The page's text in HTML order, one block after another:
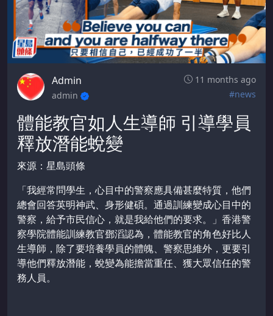
Admin
11 months ago
admin
#news
體能教官如人生導師 引導學員
釋放潛能蛻變
來源：星島頭條
「我經常問學生，心目中的警察應具備甚麼特質，他們
總會回答英明神武、身形健碩。通過訓練變成心目中的
警察，給予市民信心，就是我給他們的要求。」香港警
察學院體能訓練教官鄧滔認為，體能教官的角色好比人
生導師，除了要培養學員的體魄、警察思維外，更要引
導他們釋放潛能，蛻變為能擔當重任、獲大眾信任的警
務人員。